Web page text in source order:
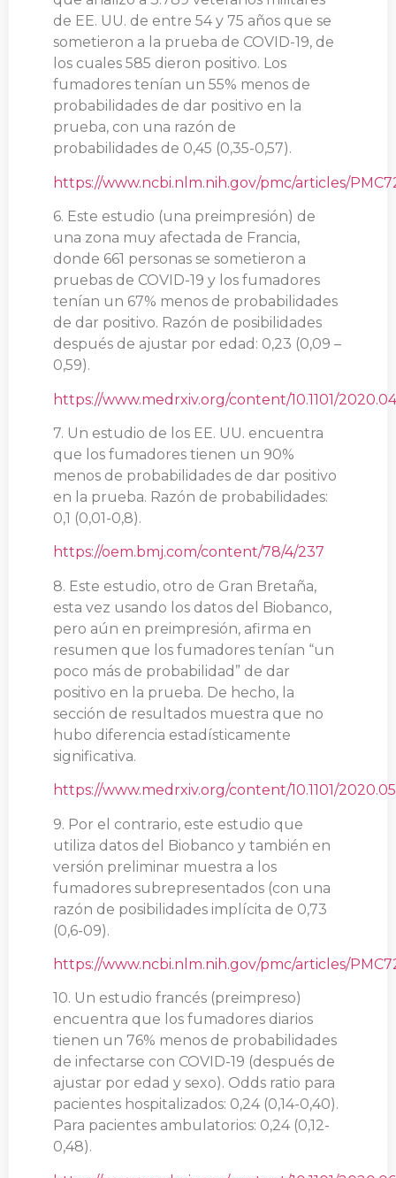
de EE. UU. de entre 54 y 75 años que se
sometieron a la prueba de COVID-19, de
los cuales 585 dieron positivo. Los
fumadores tenían un 55% menos de
probabilidades de dar positivo en la
prueba, con una razón de
probabilidades de 0,45 (0,35-0,57).
https://www.ncbi.nlm.nih.gov/pmc/articles/
6. Este estudio (una preimpresión) de
una zona muy afectada de Francia,
donde 661 personas se sometieron a
pruebas de COVID-19 y los fumadores
tenían un 67% menos de probabilidades
de dar positivo. Razón de posibilidades
después de ajustar por edad: 0,23 (0,09 –
0,59).
https://www.medrxiv.org/content/10.1101/
7. Un estudio de los EE. UU. encuentra
que los fumadores tienen un 90%
menos de probabilidades de dar positivo
en la prueba. Razón de probabilidades:
0,1 (0,01-0,8).
https://oem.bmj.com/content/78/4/237
8. Este estudio, otro de Gran Bretaña,
esta vez usando los datos del Biobanco,
pero aún en preimpresión, afirma en
resumen que los fumadores tenían “un
poco más de probabilidad” de dar
positivo en la prueba. De hecho, la
sección de resultados muestra que no
hubo diferencia estadísticamente
significativa.
https://www.medrxiv.org/content/10.1101/
9. Por el contrario, este estudio que
utiliza datos del Biobanco y también en
versión preliminar muestra a los
fumadores subrepresentados (con una
razón de posibilidades implícita de 0,73
(0,6-09).
https://www.ncbi.nlm.nih.gov/pmc/articles/
10. Un estudio francés (preimpreso)
encuentra que los fumadores diarios
tienen un 76% menos de probabilidades
de infectarse con COVID-19 (después de
ajustar por edad y sexo). Odds ratio para
pacientes hospitalizados: 0,24 (0,14-0,40).
Para pacientes ambulatorios: 0,24 (0,12-
0,48).